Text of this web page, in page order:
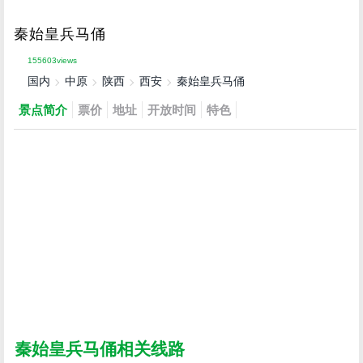
秦始皇兵马俑
155603views
国内 中原 陕西 西安 秦始皇兵马俑
景点简介 票价 地址 开放时间 特色
秦始皇兵马俑相关线路